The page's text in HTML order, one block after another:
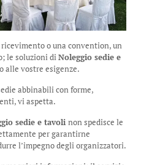
o una convention, un
le soluzioni di Noleggio sedie e
alle vostre esigenze.
abbinabili con forme,
vi aspetta.
sedie e tavoli non spedisce le
per garantirne
l’impegno degli organizzatori.